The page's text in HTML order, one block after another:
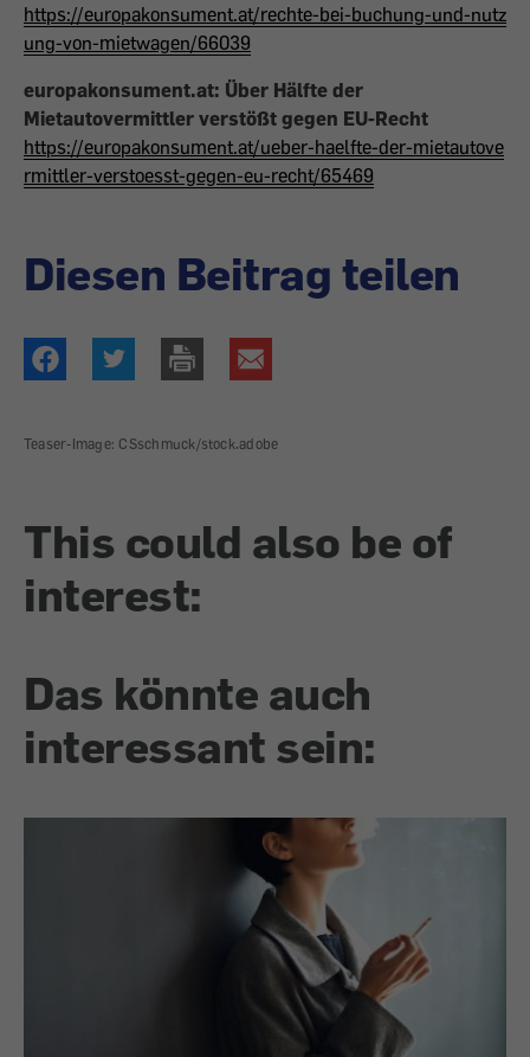
https://europakonsument.at/rechte-bei-buchung-und-nutz
ung-von-mietwagen/66039
europakonsument.at: Über Hälfte der
Mietautovermittler verstößt gegen EU-Recht
https://europakonsument.at/ueber-haelfte-der-mietautove
rmittler-verstoesst-gegen-eu-recht/65469
Diesen Beitrag teilen
Teaser-Image: CSschmuck/stock.adobe
This could also be of
interest:
Das könnte auch
interessant sein: